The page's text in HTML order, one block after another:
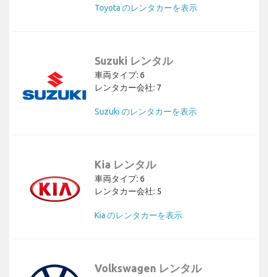
Toyota のレンタカーを表示
Suzuki レンタル
車両タイプ: 6
レンタカー会社: 7
Suzuki のレンタカーを表示
Kia レンタル
車両タイプ: 6
レンタカー会社: 5
Kia のレンタカーを表示
Volkswagen レンタル